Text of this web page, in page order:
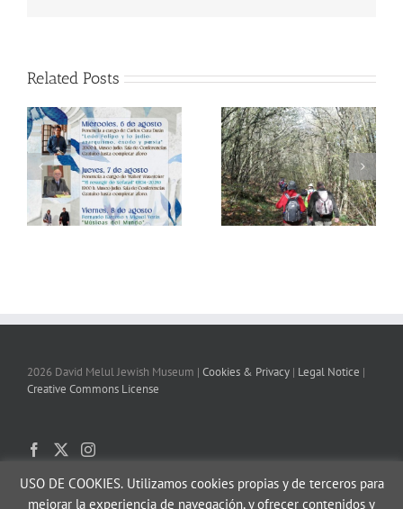
Related Posts
Béjar vivirá un fin de
semana judío
inolvidable del 13 al 14
de septiembre
La exposición ‘Los
viajes del pueblo judío’
llega a Béjar
2026 David Melul Jewish Museum | Cookies & Privacy | Legal Notice |
Creative Commons License
USO DE COOKIES.Utilizamos cookies propias y de terceros para
mejorar la experiencia de navegación, y ofrecer contenidos y